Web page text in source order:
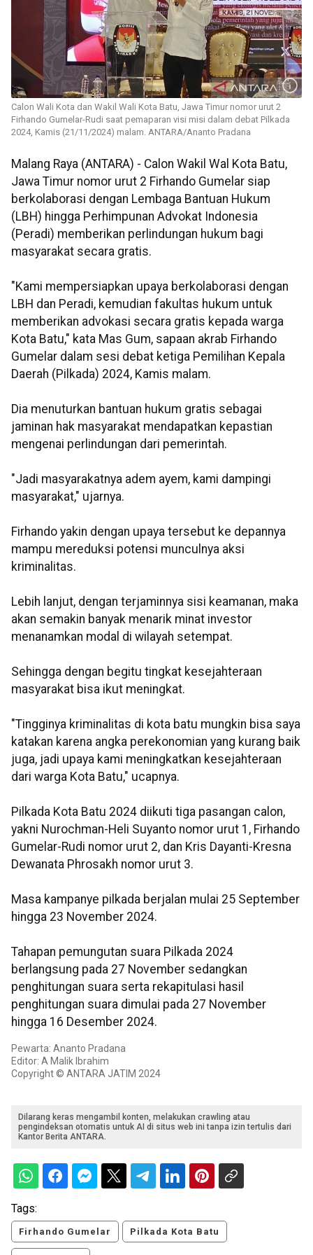
Calon Wali Kota dan Wakil Wali Kota Batu, Jawa Timur nomor urut 2
Firhando Gumelar-Rudi saat pemaparan visi misi dalam debat Pilkada
2024, Kamis (21/11/2024) malam. ANTARA/Ananto Pradana
Malang Raya (ANTARA) - Calon Wakil Wal Kota Batu,
Jawa Timur nomor urut 2 Firhando Gumelar siap
berkolaborasi dengan Lembaga Bantuan Hukum
(LBH) hingga Perhimpunan Advokat Indonesia
(Peradi) memberikan perlindungan hukum bagi
masyarakat secara gratis.
"Kami mempersiapkan upaya berkolaborasi dengan
LBH dan Peradi, kemudian fakultas hukum untuk
memberikan advokasi secara gratis kepada warga
Kota Batu," kata Mas Gum, sapaan akrab Firhando
Gumelar dalam sesi debat ketiga Pemilihan Kepala
Daerah (Pilkada) 2024, Kamis malam.
Dia menuturkan bantuan hukum gratis sebagai
jaminan hak masyarakat mendapatkan kepastian
mengenai perlindungan dari pemerintah.
"Jadi masyarakatnya adem ayem, kami dampingi
masyarakat," ujarnya.
Firhando yakin dengan upaya tersebut ke depannya
mampu mereduksi potensi munculnya aksi
kriminalitas.
Lebih lanjut, dengan terjaminnya sisi keamanan, maka
akan semakin banyak menarik minat investor
menanamkan modal di wilayah setempat.
Sehingga dengan begitu tingkat kesejahteraan
masyarakat bisa ikut meningkat.
"Tingginya kriminalitas di kota batu mungkin bisa saya
katakan karena angka perekonomian yang kurang baik
juga, jadi upaya kami meningkatkan kesejahteraan
dari warga Kota Batu," ucapnya.
Pilkada Kota Batu 2024 diikuti tiga pasangan calon,
yakni Nurochman-Heli Suyanto nomor urut 1, Firhando
Gumelar-Rudi nomor urut 2, dan Kris Dayanti-Kresna
Dewanata Phrosakh nomor urut 3.
Masa kampanye pilkada berjalan mulai 25 September
hingga 23 November 2024.
Tahapan pemungutan suara Pilkada 2024
berlangsung pada 27 November sedangkan
penghitungan suara serta rekapitulasi hasil
penghitungan suara dimulai pada 27 November
hingga 16 Desember 2024.
Pewarta: Ananto Pradana
Editor: A Malik Ibrahim
Copyright © ANTARA JATIM 2024
Dilarang keras mengambil konten, melakukan crawling atau
pengindeksan otomatis untuk AI di situs web ini tanpa izin tertulis dari
Kantor Berita ANTARA.
Tags:
Firhando Gumelar Pilkada Kota Batu